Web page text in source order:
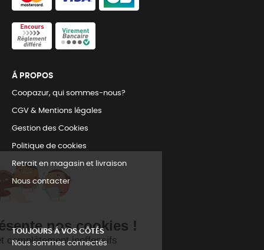
Á PROPOS
Coopazur, qui sommes-nous?
CGV & Mentions légales
Gestion des Cookies
Politique de cookies
Retrait en magasin et livraison
Nous contacter
TOUJOURS Á VOS CÔTÉS
Nous sommes connectés